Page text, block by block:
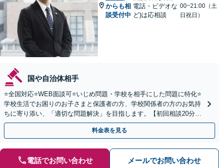
からも相
談受付中
電話・ビデオな
ど)は応相談
00~21:00（土
日祝日）
国や自治体相手
⭐️全国対応⭐️WEB面談可⭐️いじめ問題・学校を相手にした問題に特化⭐️
学校生活でお困りのお子さまと保護者の方、学校関係者の方のお気持
ちに寄り添い、「適切な問題解決」を目指します。【初回相談20分無
料】
料金表を見る
電話でお問い合わせ メールでお問い合わせ